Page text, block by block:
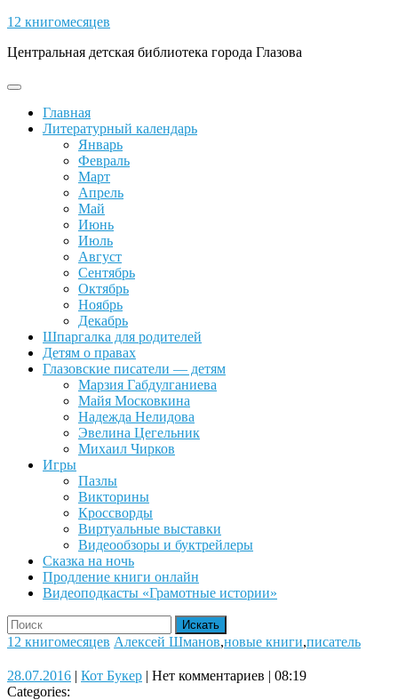
Skip
content
12 книгомесяцев
Центральная детская библиотека города Глазова
Open
ButtonГлавная
Литературный календарь
Январь
Февраль
Март
Апрель
Май
Июнь
Июль
Август
Сентябрь
Октябрь
Ноябрь
Декабрь
Шпаргалка для родителей
Детям о правах
Глазовские писатели — детям
Марзия Габдулганиева
Майя Московкина
Надежда Нелидова
Эвелина Цегельник
Михаил Чирков
Игры
Пазлы
Викторины
Кроссворды
Виртуальные выставки
Видеообзоры и буктрейлеры
Сказка на ночь
Продление книги онлайн
Видеоподкасты «Грамотные истории»
Close
Button
Search
for:
12 книгомесяцев Алексей Шманов,новые книги,писатель
28.07.201628.07.2016
| Кот БукерКот
| Нет комментариев | 08:19
Categories: